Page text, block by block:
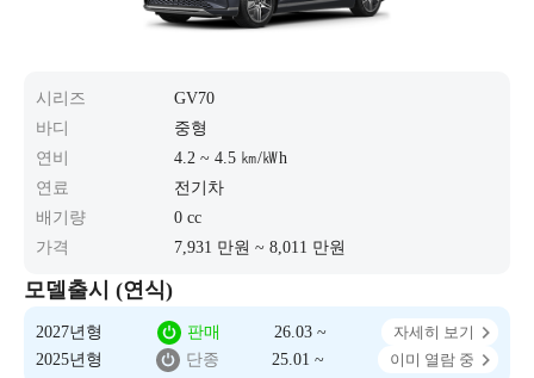
시리즈
GV70
바디
중형
연비
4.2 ~ 4.5 ㎞/㎾h
연료
전기차
배기량
0 cc
가격
7,931 만원 ~ 8,011 만원
모델출시 (연식)
2027년형 판매 26.03 ~
자세히 보기
2025년형
단종 25.01 ~ 이미 열람 중